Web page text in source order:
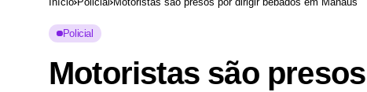
Policial
Motoristas são